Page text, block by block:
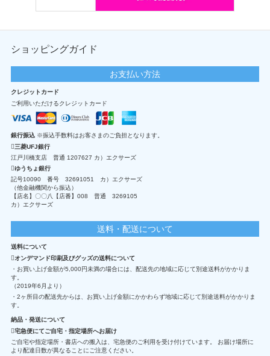
ショッピングガイド
お支払い方法
クレジットカード
ご利用いただけるクレジットカード
銀行振込 ※振込手数料はお客さまのご負担となります。
三菱UFJ銀行
江戸川橋支店 普通 1207627 カ）エクサーズ
ゆうちょ銀行
記号10090 番号 32691051 カ）エクサーズ
（他金融機関から振込）
【店名】〇〇八【店番】008 普通 3269105
カ）エクサーズ
送料・配送について
送料について
オンデマンド印刷及びグッズの送料について
・お買い上げ金額が5,000円未満の場合には、配送先の地域に応じて別途送料がかかりま
す。
（2019年6月より）
・2ヶ所目の配送先からは、お買い上げ金額にかかわらず地域に応じて別途送料がかかりま
す。
納品・発送について
宅急便にてご自宅・指定場所へお届け
ご自宅や指定場所・書店への搬入は、宅急便のご利用を受け付けています。 お届け場所に
より配達日数が異なることにご注意ください。